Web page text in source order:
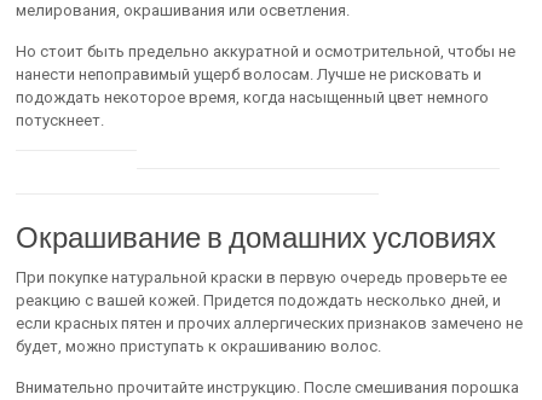
мелирования, окрашивания или осветления.
Но стоит быть предельно аккуратной и осмотрительной, чтобы не
нанести непоправимый ущерб волосам. Лучше не рисковать и
подождать некоторое время, когда насыщенный цвет немного
потускнеет.
Окрашивание в домашних условиях
При покупке натуральной краски в первую очередь проверьте ее
реакцию с вашей кожей. Придется подождать несколько дней, и
если красных пятен и прочих аллергических признаков замечено не
будет, можно приступать к окрашиванию волос.
Внимательно прочитайте инструкцию. После смешивания порошка